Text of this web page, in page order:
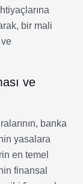
bir mali
ve
banka
yasalara
en temel
finansal